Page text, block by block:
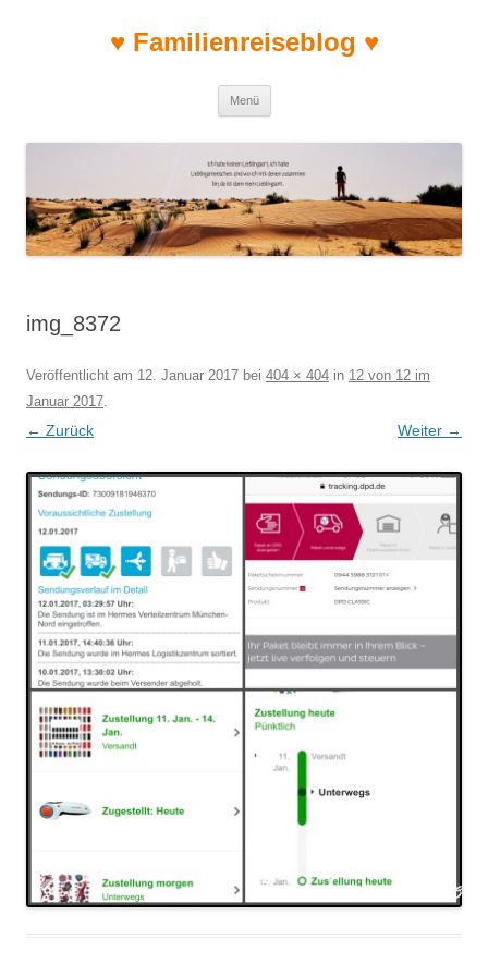
♥ Familienreiseblog ♥
Menü
img_8372
Veröffentlicht am 12. Januar 2017 bei 404 × 404 in 12 von 12 im
Januar 2017.
← Zurück Weiter →